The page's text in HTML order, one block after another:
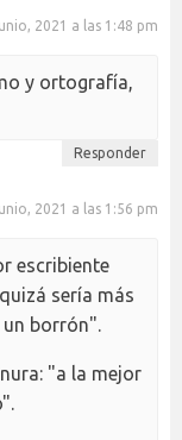
2021 a las 1:48 pm
y ortografía,
Responder
2021 a las 1:56 pm
escribiente
sería más
un borrón".
"a la mejor